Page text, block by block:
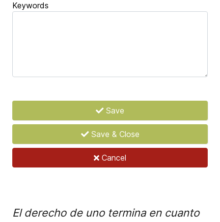
Keywords
Save
Save & Close
Cancel
El derecho de uno termina en cuanto